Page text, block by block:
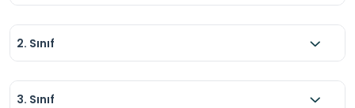
2. Sınıf
3. Sınıf